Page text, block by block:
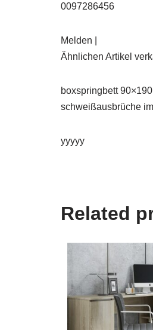
0097286456
Melden |
Ähnlichen Artikel
boxspringbett
schweißausbrüche
yyyyy
Related